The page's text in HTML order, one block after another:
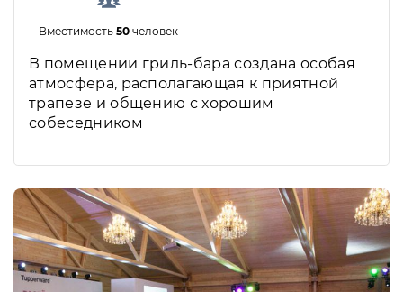
Вместимость50 человек
В помещении гриль-бара создана особая
атмосфера, располагающая к приятной
трапезе и общению с хорошим
собеседником